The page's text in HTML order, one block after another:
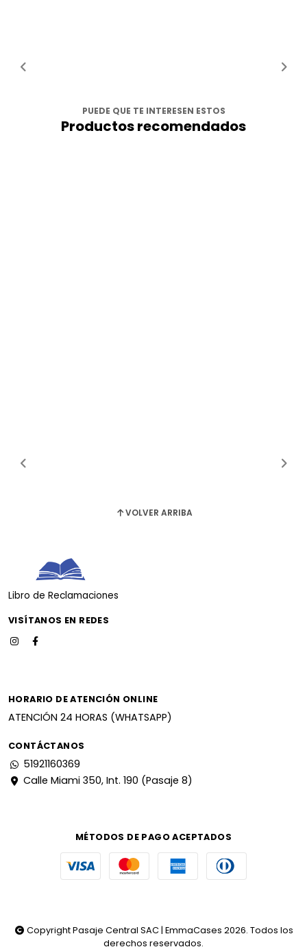
PUEDE QUE TE INTERESEN ESTOS
Productos recomendados
VOLVER ARRIBA
Libro de Reclamaciones
VISÍTANOS EN REDES
HORARIO DE ATENCIÓN ONLINE
ATENCIÓN 24 HORAS (WHATSAPP)
CONTÁCTANOS
51921160369
Calle Miami 350, Int. 190 (Pasaje 8)
MÉTODOS DE PAGO ACEPTADOS
Copyright Pasaje Central SAC | EmmaCases 2026. Todos los
derechos reservados.